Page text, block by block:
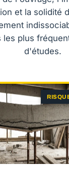
et la solidité
les plus
d'études.